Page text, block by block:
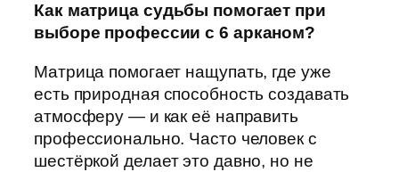
Как матрица судьбы помогает при
выборе профессии с 6 арканом?
Матрица помогает нащупать, где уже
есть природная способность создавать
атмосферу — и как её направить
профессионально. Часто человек с
шестёркой делает это давно, но не